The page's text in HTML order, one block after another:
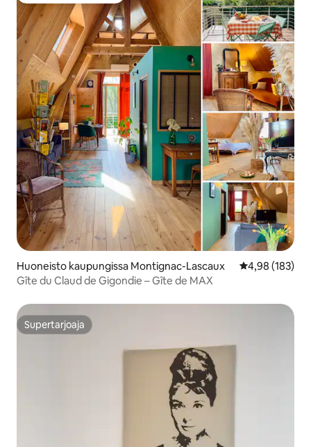
Huoneisto kaupungissa Montignac-Lascaux
4,98 (183)
Gîte du Claud de Gigondie – Gîte de MAX
Supertarjoaja
Supertarjoaja